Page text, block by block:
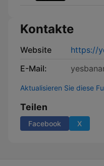
Kontakte
Website
https://
E-Mail:
Aktualisieren Sie diese
Teilen
Facebook X